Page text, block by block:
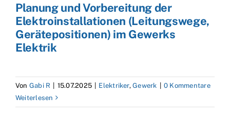
Planung und Vorbereitung der
Elektroinstallationen (Leitungswege,
Gerätepositionen) im Gewerks
Elektrik
Von Gabi R | 15.07.2025 | Elektriker,Gewerk | 0 Kommentare
Weiterlesen